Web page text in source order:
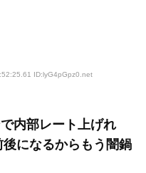
ID:lyG4pGpz0 .net
内部レート上げれ
になるからもう闇鍋